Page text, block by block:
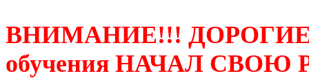
ВНИМАНИЕ!!!
обучения НАЧАЛ СВОЮ